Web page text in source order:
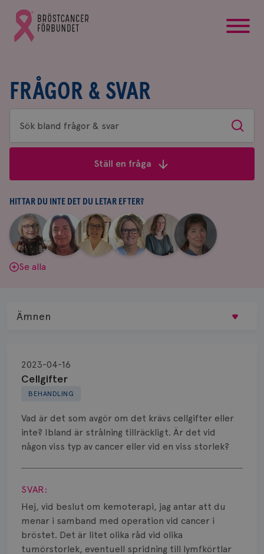
Gå
till
Bröstcancerförbundets
FRÅGOR & SVAR
Sök
bland
&
svar
Sök
Ställ en fråga
HITTAR DU INTE DET DU LETAR EFTER?
Aina
Johnsson
|
Anne
Andersson
Fredrika
Killander
|
Jeanette
Bäcklund
|
Maria
Edegran
|
Yvette
Andersson
Se alla
BEHANDLING
Cellgifter
2023-04-16
Vad är det som avgör om det krävs cellgifter eller
inte? Ibland är strålning tillräckligt. Är det vid
någon viss typ av cancer eller vid en viss storlek?
Visa svar
SVAR:
Hej, vid beslut om kemoterapi, jag antar att du
menar i samband med operation vid cancer i
bröstet. Det är litet olika råd vid olika
tumörstorlek, eventuell spridning till lymfkörtlar
Ämnen
Biopsi
Biverkningar
Bröstvårta
Knöl
Typ av bröstcancer
Smärta